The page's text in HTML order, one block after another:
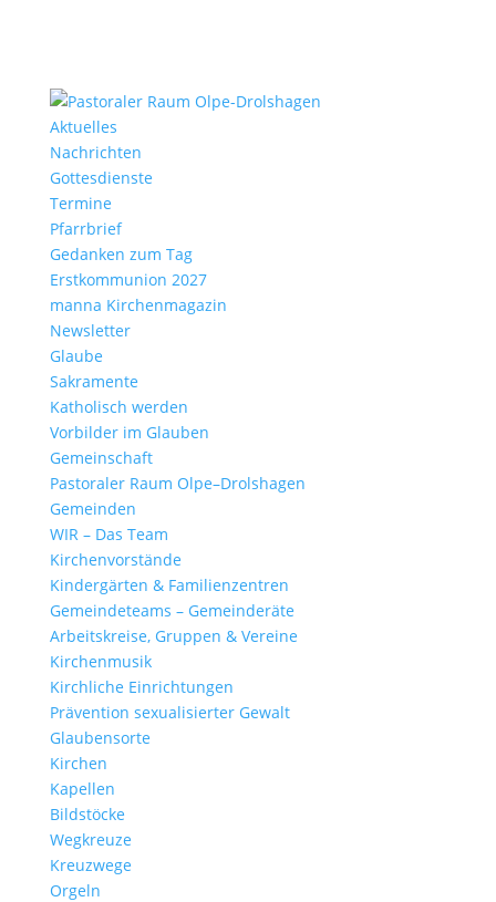
Aktu­elles
Nach­richten
Gottes­dienste
Termine
Pfarr­brief
Gedanken zum Tag
Erst­kom­mu­nion 2027
manna Kirchen­ma­gazin
News­letter
Glaube
Sakra­mente
Katho­lisch werden
Vorbilder im Glauben
Gemein­schaft
Pasto­raler Raum Olpe–Drolshagen
Gemeinden
WIR – Das Team
Kirchen­vor­stände
Kinder­gärten & Familienzentren
Gemein­de­teams – Gemeinderäte
Arbeits­kreise, Gruppen & Vereine
Kirchen­musik
Kirch­liche Einrichtungen
Präven­tion sexua­li­sierter Gewalt
Glau­ben­s­orte
Kirchen
Kapellen
Bild­stöcke
Wegkreuze
Kreuz­wege
Orgeln